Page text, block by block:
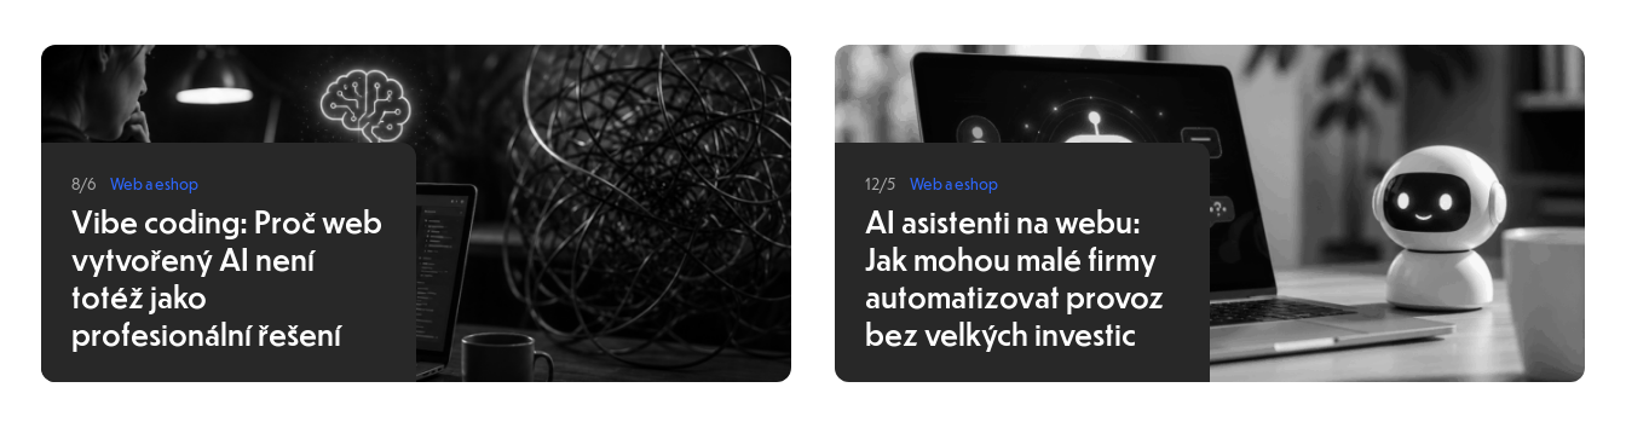
8/6 Web a eshop
Vibe coding: Proč web
vytvořený AI není
totéž jako
profesionální řešení
12/5 Web a eshop
AI asistenti na webu:
Jak mohou malé firmy
automatizovat provoz
bez velkých investic